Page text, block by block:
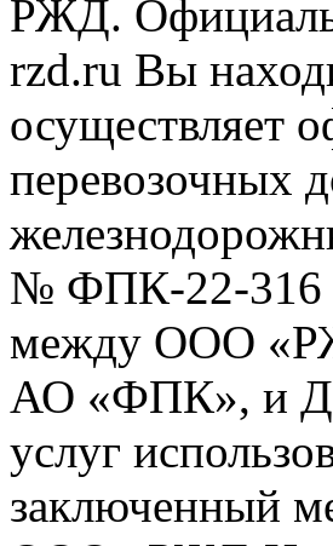
РЖД.
rzd.ru Вы
осуществляет
перевозочных
№ ФПК-22-316
между ООО
АО «ФПК», и
услуг
заключенный